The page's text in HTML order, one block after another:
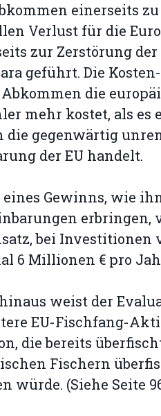
einerseits
Verlust für die
zur Zerstörung
geführt. Die
Abkommen die
mehr kostet, als es
die gegenwärtig
der EU handelt.
Gewinns, wie
erbringen,
bei Investitionen
6 Millionen € pro
weist der
EU-Fischfang-
die bereits
Fischern
würde. (Siehe Seite